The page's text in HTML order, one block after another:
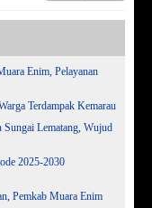
Enim, Pelayanan
Terdampak Kemarau
Sungai Lematang, Wujud
2025-2030
Pemkab Muara Enim